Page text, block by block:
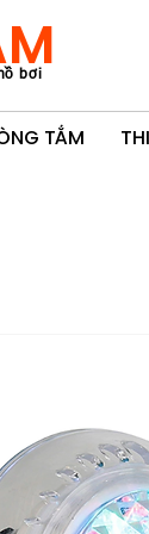
bơi
TẮM